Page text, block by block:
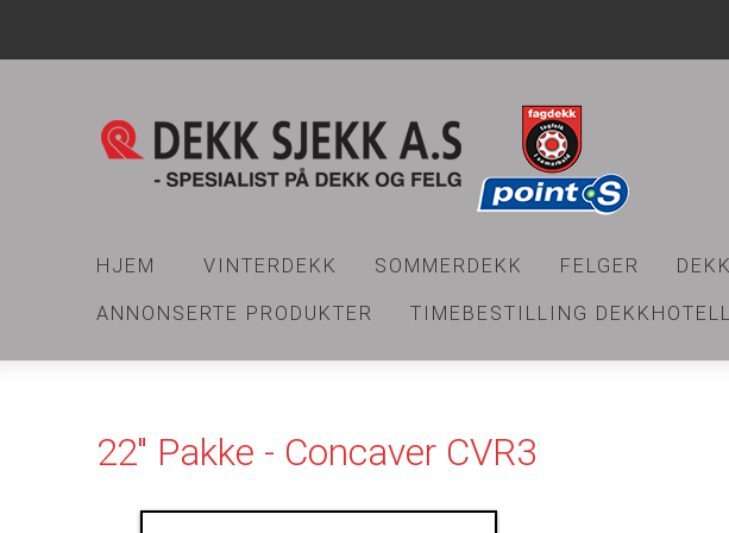
HJEM VINTERDEKK SOMMERDEKK FELGER
ANNONSERTE PRODUKTER TIMEBESTILLING DEKKHOTELL
22" Pakke - Concaver CVR3